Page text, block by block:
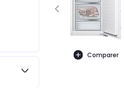
Comparer